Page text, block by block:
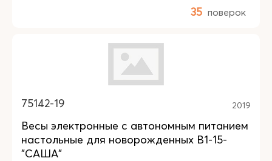
35 поверок
75142-19 2019
Весы электронные с автономным питанием
настольные для новорожденных В1-15-
"САША"